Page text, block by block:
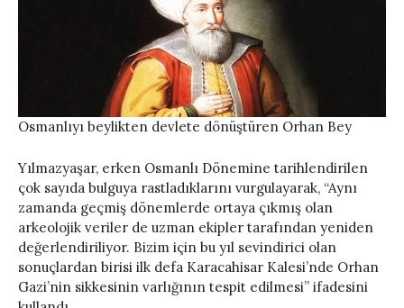
Osmanlıyı beylikten devlete dönüştüren Orhan Bey
Yılmazyaşar, erken Osmanlı Dönemine tarihlendirilen
çok sayıda bulguya rastladıklarını vurgulayarak, “Aynı
zamanda geçmiş dönemlerde ortaya çıkmış olan
arkeolojik veriler de uzman ekipler tarafından yeniden
değerlendiriliyor. Bizim için bu yıl sevindirici olan
sonuçlardan birisi ilk defa Karacahisar Kalesi’nde Orhan
Gazi’nin sikkesinin varlığının tespit edilmesi” ifadesini